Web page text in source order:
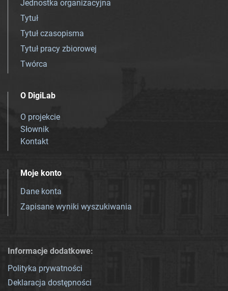
Jednostka organizacyjna
Tytuł
Tytuł czasopisma
Tytuł pracy zbiorowej
Twórca
O DigiLab
O projekcie
Słownik
Kontakt
Moje konto
Dane konta
Zapisane wyniki wyszukiwania
Informacje dodatkowe:
Polityka prywatności
Deklaracja dostępności